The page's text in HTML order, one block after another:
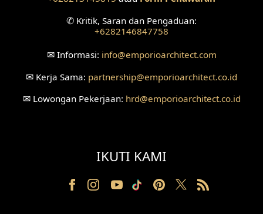
Desain Ruang Konsultasi
Desain Ruang Receptionist
Desain Eksterior Klinik
Desain Mushola
Desain Taman
Desain Area Santai
✆ Kritik, Saran dan Pengaduan:
+6282146847758
✉Informasi: info@emporioarchitect.com
✉ Kerja Sama: partnership@emporioarchitect.co.id
✉Lowongan Pekerjaan: hrd@emporioarchitect.co.id
IKUTI KAMI